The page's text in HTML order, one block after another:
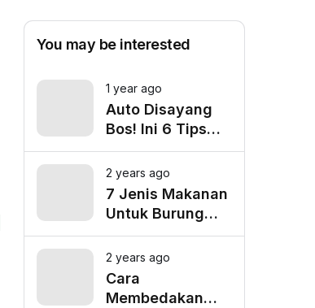
You may be interested
1 year ago
Auto Disayang
Bos! Ini 6 Tips
Biar Nggak Telat
Datang ke Kantor
2 years ago
7 Jenis Makanan
Untuk Burung
Cucak Ranting
Agar Gacor
2 years ago
Cara
Membedakan